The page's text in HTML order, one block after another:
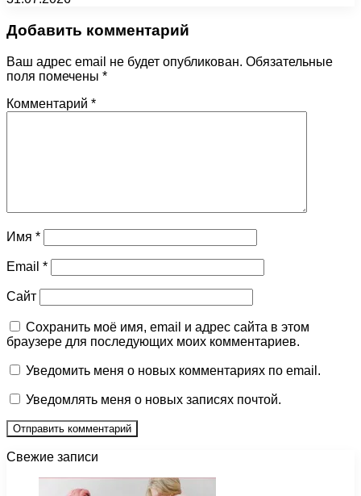
Добавить комментарий
Ваш адрес email не будет опубликован. Обязательные
поля помечены *
Комментарий *
Имя *
Email *
Сайт
Сохранить моё имя, email и адрес сайта в этом
браузере для последующих моих комментариев.
Уведомить меня о новых комментариях по email.
Уведомлять меня о новых записях почтой.
Свежие записи